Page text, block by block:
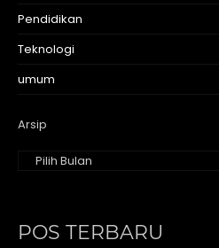
Pendidikan
Teknologi
umum
Arsip
POS TERBARU